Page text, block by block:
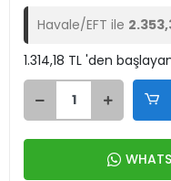
Havale/EFT ile
1.314,18 TL 'den